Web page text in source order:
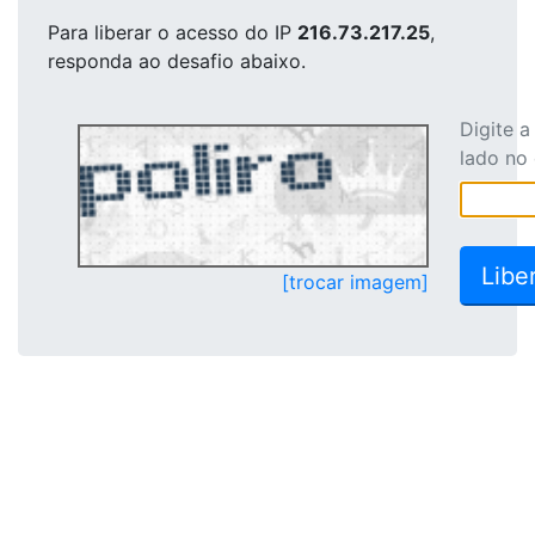
Para liberar o acesso do IP 216.73.217.25,
responda ao desafio abaixo.
[trocar imagem]
Digite
lado no